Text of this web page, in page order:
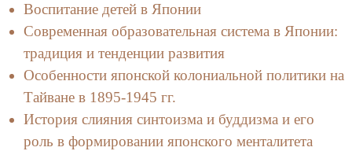
Воспитание детей в Японии
Современная образовательная система в Японии:
традиция и тенденции развития
Особенности японской колониальной политики на
Тайване в 1895-1945 гг.
История слияния синтоизма и буддизма и его
роль в формировании японского менталитета